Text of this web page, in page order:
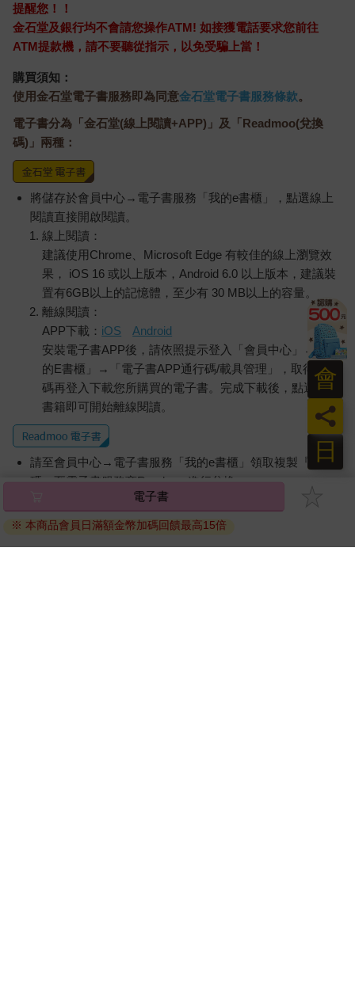
提醒您！！
金石堂及銀行均不會請您操作ATM! 如接獲電話要求您前往
ATM提款機，請不要聽從指示，以免受騙上當！
購買須知：
使用金石堂電子書服務即為同意金石堂電子書服務條款。
電子書分為「金石堂(線上閱讀+APP)」及「Readmoo(兌換
碼)」兩種：
將儲存於會員中心→電子書服務「我的e書櫃」，點選線上
閱讀直接開啟閱讀。
線上閱讀：
建議使用Chrome、Microsoft Edge 有較佳的線上瀏覽效
果， iOS 16 或以上版本，Android 6.0 以上版本，建議裝
置有6GB以上的記憶體，至少有 30 MB以上的容量。
離線閱讀：
APP下載： iOS
Android
安裝電子書APP後，請依照提示登入「會員中心」→「我
的E書櫃」→「電子書APP通行碼/載具管理」，取得通行
碼再登入下載您所購買的電子書。完成下載後，點選任一
書籍即可開始離線閱讀。
請至會員中心→電子書服務「我的e書櫃」領取複製『兌換
碼』至電子書服務商Readmoo進行兌換。
因版權保護，您在金石堂所購買的電子書僅能以金石堂專屬
的閱讀軟體開啟閱讀，無法以其他閱讀器或直接下載檔案。
電子書
※ 本商品會員日滿額金幣加碼回饋最高15倍
日
員
會